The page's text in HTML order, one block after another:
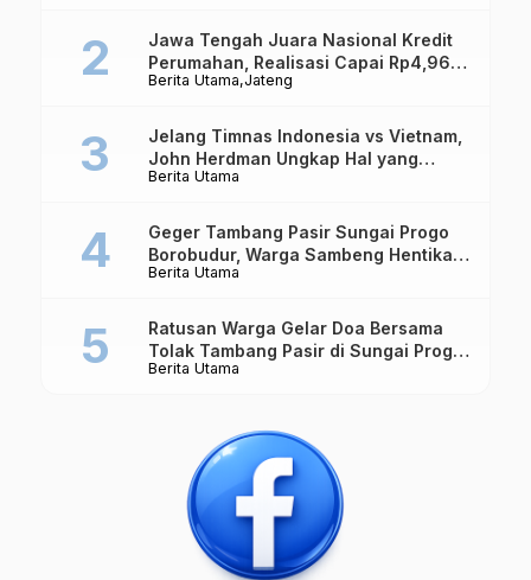
Berita Utama Jateng
Jawa Tengah Juara Nasional Kredit
Perumahan, Realisasi Capai Rp4,96
Triliun
Berita Utama
Jelang Timnas Indonesia vs Vietnam,
John Herdman Ungkap Hal yang
Dipertaruhkan
Berita Utama
Geger Tambang Pasir Sungai Progo
Borobudur, Warga Sambeng Hentikan
Alat Berat dan Usir Truk
Berita Utama
Ratusan Warga Gelar Doa Bersama
Tolak Tambang Pasir di Sungai Progo
Borobudur